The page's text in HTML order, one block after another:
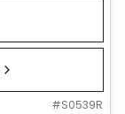
#S0539R